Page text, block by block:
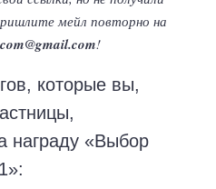
мейл повторно на
!
которые вы,
награду «Выбор